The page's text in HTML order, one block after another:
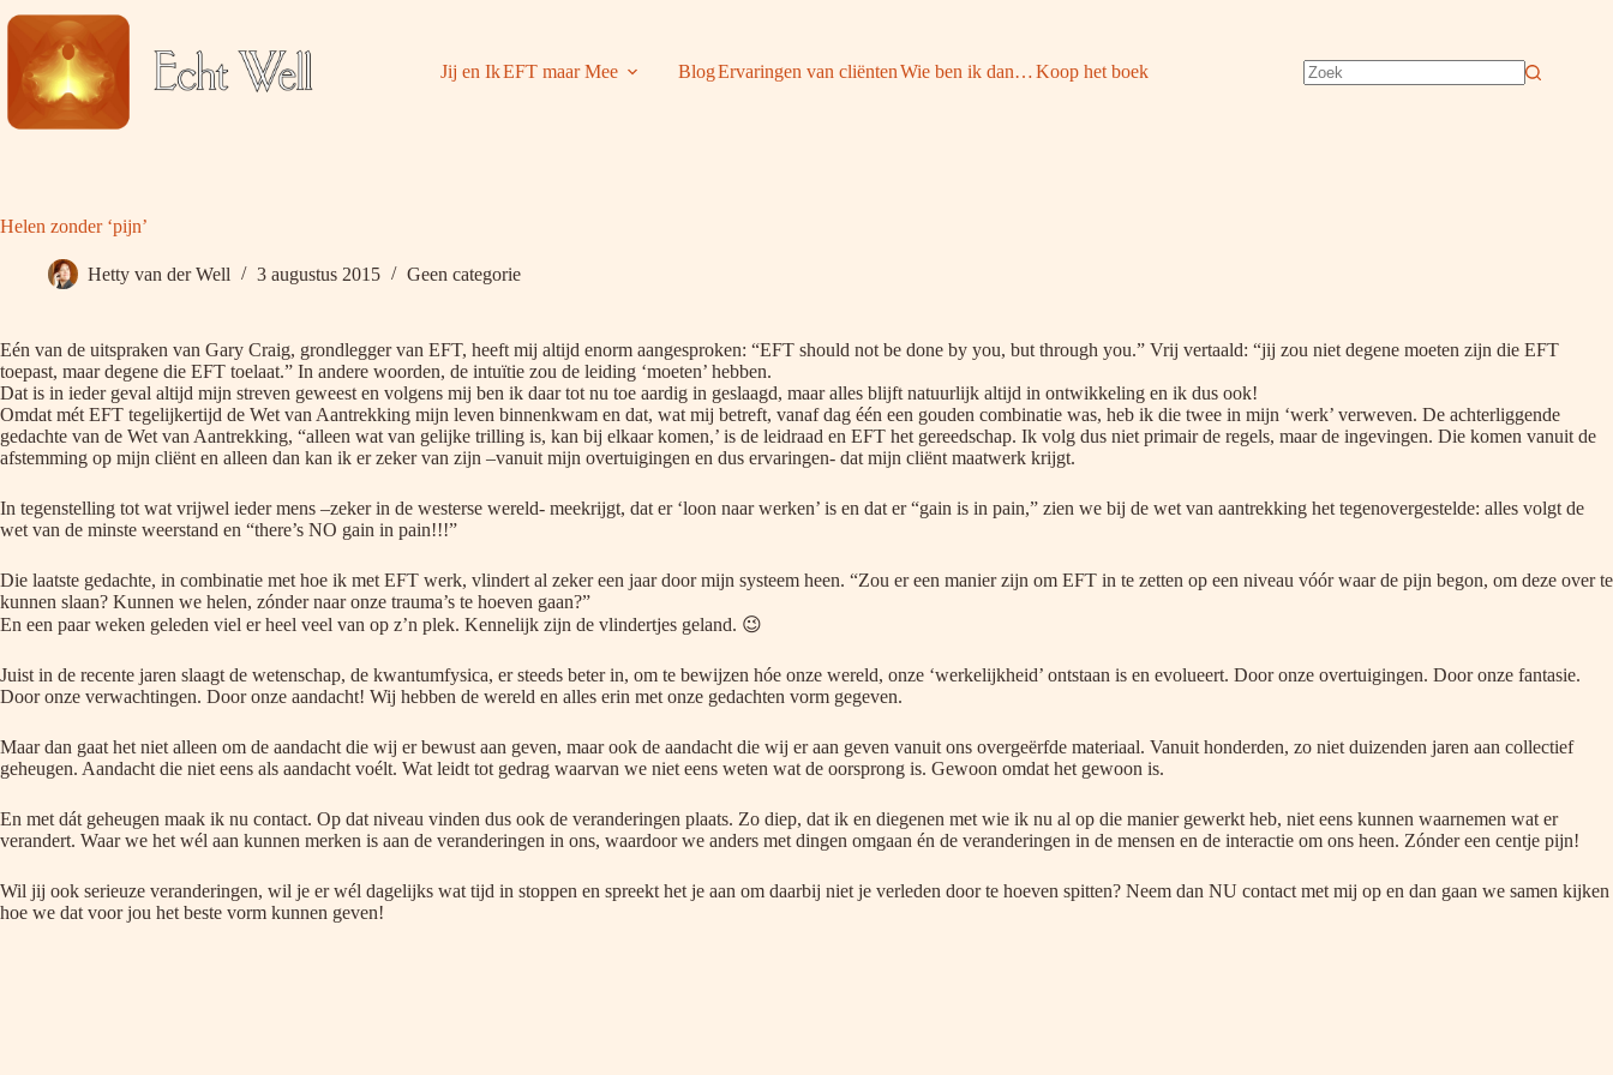
naar
inhoud
Jij en IkEFT maar Mee BlogErvaringen van cliëntenWie ben ik dan…Koop het boek
Helen zonder ‘pijn’
Hetty van der Well 3 augustus 2015 Geen categorie
Eén van de uitspraken van Gary Craig, grondlegger van EFT, heeft mij altijd enorm aangesproken: “EFT should not be done by you, but through you.” Vrij vertaald: “jij zou niet degene moeten zijn die EFT
toepast, maar degene die EFT toelaat.” In andere woorden, de intuïtie zou de leiding ‘moeten’ hebben.
Dat is in ieder geval altijd mijn streven geweest en volgens mij ben ik daar tot nu toe aardig in geslaagd, maar alles blijft natuurlijk altijd in ontwikkeling en ik dus ook!
Omdat mét EFT tegelijkertijd de Wet van Aantrekking mijn leven binnenkwam en dat, wat mij betreft, vanaf dag één een gouden combinatie was, heb ik die twee in mijn ‘werk’ verweven. De achterliggende
gedachte van de Wet van Aantrekking, “alleen wat van gelijke trilling is, kan bij elkaar komen,’ is de leidraad en EFT het gereedschap. Ik volg dus niet primair de regels, maar de ingevingen. Die komen vanuit de
afstemming op mijn cliënt en alleen dan kan ik er zeker van zijn –vanuit mijn overtuigingen en dus ervaringen- dat mijn cliënt maatwerk krijgt.
In tegenstelling tot wat vrijwel ieder mens –zeker in de westerse wereld- meekrijgt, dat er ‘loon naar werken’ is en dat er “gain is in pain,” zien we bij de wet van aantrekking het tegenovergestelde: alles volgt de
wet van de minste weerstand en “there’s NO gain in pain!!!”
Die laatste gedachte, in combinatie met hoe ik met EFT werk, vlindert al zeker een jaar door mijn systeem heen. “Zou er een manier zijn om EFT in te zetten op een niveau vóór waar de pijn begon, om deze over te
kunnen slaan? Kunnen we helen, zónder naar onze trauma’s te hoeven gaan?”
En een paar weken geleden viel er heel veel van op z’n plek. Kennelijk zijn de vlindertjes geland. 😉
Juist in de recente jaren slaagt de wetenschap, de kwantumfysica, er steeds beter in, om te bewijzen hóe onze wereld, onze ‘werkelijkheid’ ontstaan is en evolueert. Door onze overtuigingen. Door onze fantasie.
Door onze verwachtingen. Door onze aandacht! Wij hebben de wereld en alles erin met onze gedachten vorm gegeven.
Maar dan gaat het niet alleen om de aandacht die wij er bewust aan geven, maar ook de aandacht die wij er aan geven vanuit ons overgeërfde materiaal. Vanuit honderden, zo niet duizenden jaren aan collectief
geheugen. Aandacht die niet eens als aandacht voélt. Wat leidt tot gedrag waarvan we niet eens weten wat de oorsprong is. Gewoon omdat het gewoon is.
En met dát geheugen maak ik nu contact. Op dat niveau vinden dus ook de veranderingen plaats. Zo diep, dat ik en diegenen met wie ik nu al op die manier gewerkt heb, niet eens kunnen waarnemen wat er
verandert. Waar we het wél aan kunnen merken is aan de veranderingen in ons, waardoor we anders met dingen omgaan én de veranderingen in de mensen en de interactie om ons heen. Zónder een centje pijn!
Wil jij ook serieuze veranderingen, wil je er wél dagelijks wat tijd in stoppen en spreekt het je aan om daarbij niet je verleden door te hoeven spitten? Neem dan NU contact met mij op en dan gaan we samen kijken
hoe we dat voor jou het beste vorm kunnen geven!